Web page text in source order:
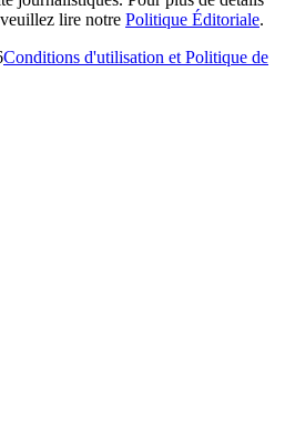
lire notre Politique Éditoriale.
Conditions d'utilisation et Politique de